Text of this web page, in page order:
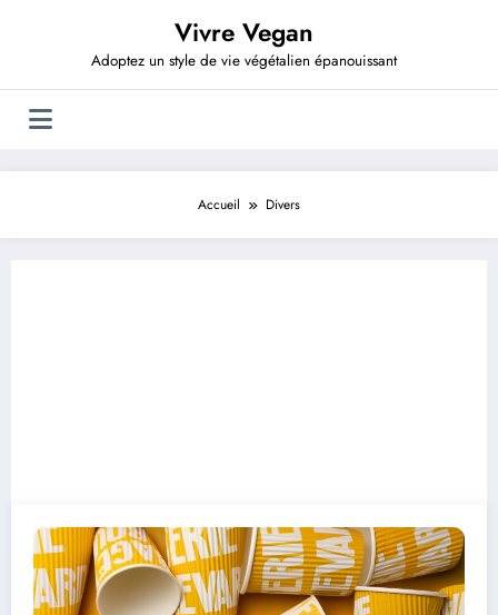
Vivre Vegan
Adoptez un style de vie végétalien épanouissant
Accueil Divers